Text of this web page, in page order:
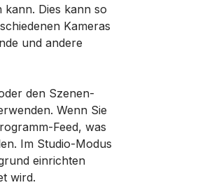
kann. Dies kann so
Kameras
und andere
den Szenen-
Wenn Sie
Feed, was
Im Studio-Modus
einrichten
wird.